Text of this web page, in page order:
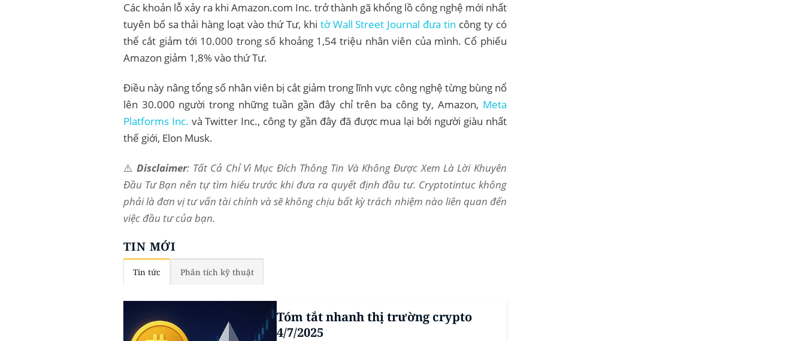
Các khoản lỗ xảy ra khi Amazon.com Inc. trở thành gã khổng lồ công nghệ mới nhất
tuyên bố sa thải hàng loạt vào thứ Tư, khi tờ Wall Street Journal đưa tin công ty có
thể cắt giảm tới 10.000 trong số khoảng 1,54 triệu nhân viên của mình. Cổ phiếu
Amazon giảm 1,8% vào thứ Tư.
Điều này nâng tổng số nhân viên bị cắt giảm trong lĩnh vực công nghệ từng bùng nổ
lên 30.000 người trong những tuần gần đây chỉ trên ba công ty, Amazon, Meta
Platforms Inc. và Twitter Inc., công ty gần đây đã được mua lại bởi người giàu nhất
thế giới, Elon Musk.
⚠️Disclaimer: Tất Cả Chỉ Vì Mục Đích Thông Tin Và Không Được Xem Là Lời Khuyên
Đầu Tư Bạn nên tự tìm hiểu trước khi đưa ra quyết định đầu tư. Cryptotintuc không
phải là đơn vị tư vấn tài chính và sẽ không chịu bất kỳ trách nhiệm nào liên quan đến
việc đầu tư của bạn.
TIN MỚI
Tin tức Phân tích kỹ thuật
Tóm tắt nhanh thị trường crypto
4/7/2025